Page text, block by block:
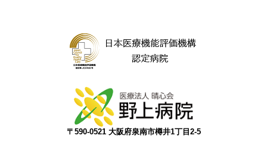
〒590-0521 大阪府泉南市樽井1丁目2-5